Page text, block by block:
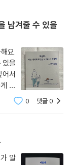
남겨줄 수 있을
요.
있을
서
되
겨줄
0 댓글0
알